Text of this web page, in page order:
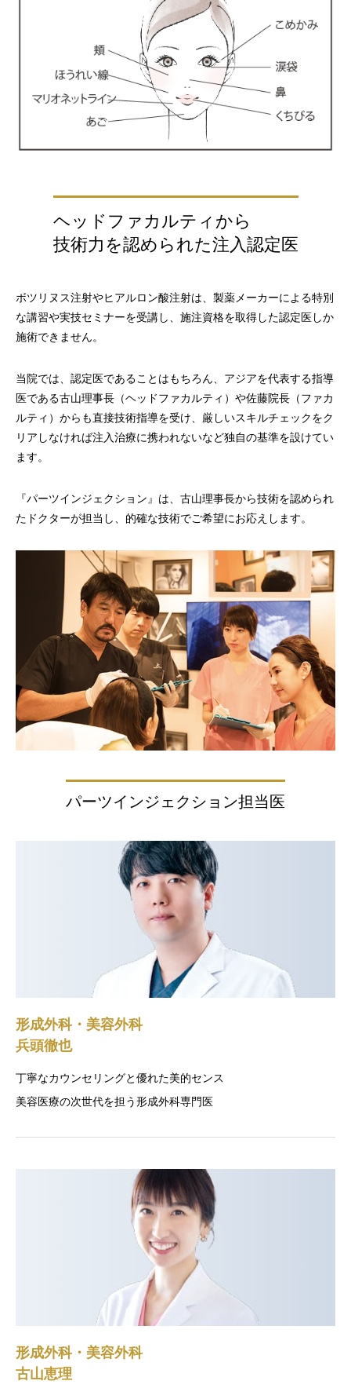
ヘッドファカルティから
技術力を認められた注入認定医
ボツリヌス注射やヒアルロン酸注射は、製薬メーカーによる特別
な講習や実技セミナーを受講し、施注資格を取得した認定医しか
施術できません。
当院では、認定医であることはもちろん、アジアを代表する指導
医である古山理事長（ヘッドファカルティ）や佐藤院長（ファカ
ルティ）からも直接技術指導を受け、厳しいスキルチェックをク
リアしなければ注入治療に携われないなど独自の基準を設けてい
ます。
『パーツインジェクション』は、古山理事長から技術を認められ
たドクターが担当し、的確な技術でご希望にお応えします。
パーツインジェクション担当医
形成外科・美容外科
兵頭徹也
丁寧なカウンセリングと優れた美的センス
美容医療の次世代を担う形成外科専門医
形成外科・美容外科
古山恵理